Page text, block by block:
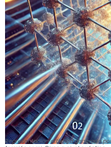
Representación artística generada